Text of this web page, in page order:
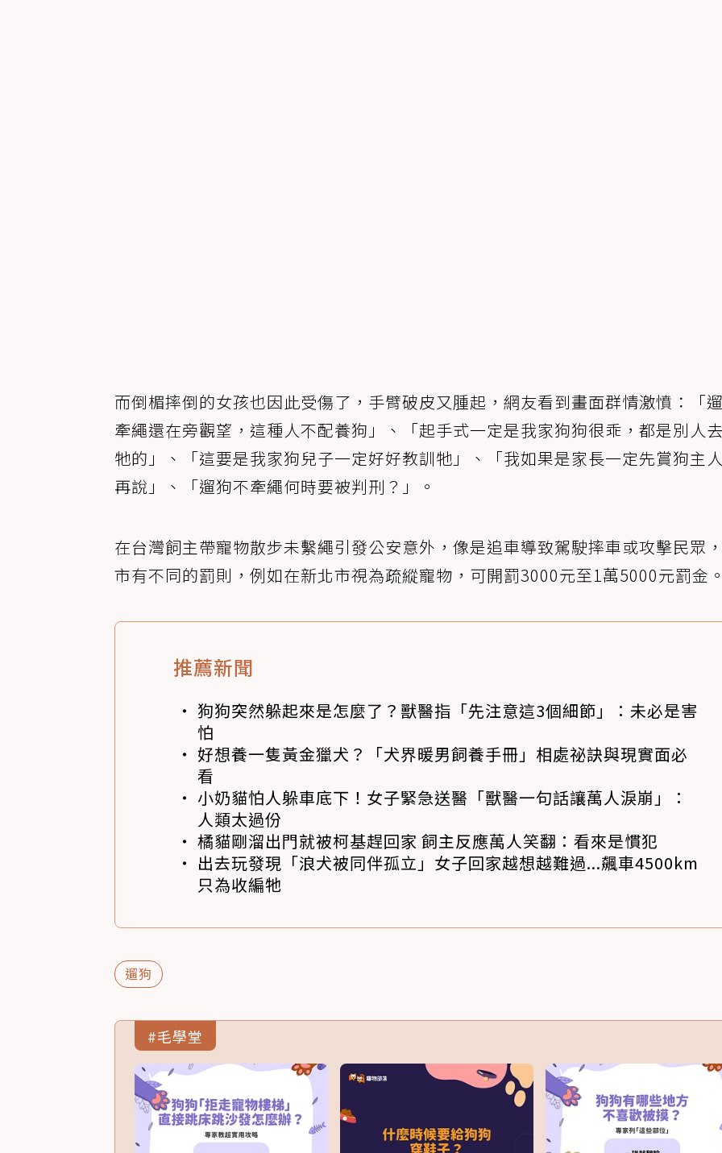
而倒楣摔倒的女孩也因此受傷了，手臂破皮又腫起，網友看到畫面群情激憤：「
牽繩還在旁觀望，這種人不配養狗」、「起手式一定是我家狗狗很乖，都是別人
牠的」、「這要是我家狗兒子一定好好教訓牠」、「我如果是家長一定先賞狗主
再說」、「遛狗不牽繩何時要被判刑？」。
在台灣飼主帶寵物散步未繫繩引發公安意外，像是追車導致駕駛摔車或攻擊民眾
市有不同的罰則，例如在新北市視為疏縱寵物，可開罰3000元至1萬5000元罰金。
推薦新聞
狗狗突然躲起來是怎麼了？獸醫指「先注意這3個細節」：未必是害
怕
好想養一隻黃金獵犬？「犬界暖男飼養手冊」相處祕訣與現實面必
看
小奶貓怕人躲車底下！女子緊急送醫「獸醫一句話讓萬人淚崩」：
人類太過份
橘貓剛溜出門就被柯基趕回家 飼主反應萬人笑翻：看來是慣犯
出去玩發現「浪犬被同伴孤立」女子回家越想越難過...飆車4500km
只為收編牠
遛狗
#毛學堂